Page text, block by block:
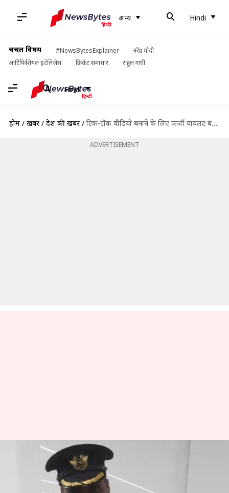
अन्य Hindi
चर्चित विषय #NewsBytesExplainer
नरेंद्र मोदी
आर्टिफिशियल इंटेलिजेंस
क्रिकेट समाचार राहुल गांधी
Hindi
होम / खबरें / देश की खबरें / टिक-टॉक वीडियो बनाने के लिए फर्जी पायलट बना शख्स, हवाई अड्डे पर पुलिस के हत्थे चढ़ा
ADVERTISEMENT
टिक-टॉक वीडियो बनाने के लिए फर्जी
पायलट बना शख्स, हवाई अड्डे पर
पुलिस के हत्थे चढ़ा